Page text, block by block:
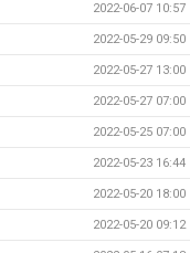
2022-06-07 10:57
2022-05-29 09:50
2022-05-27 13:00
2022-05-27 07:00
2022-05-25 07:00
2022-05-23 16:44
2022-05-20 18:00
2022-05-20 09:12